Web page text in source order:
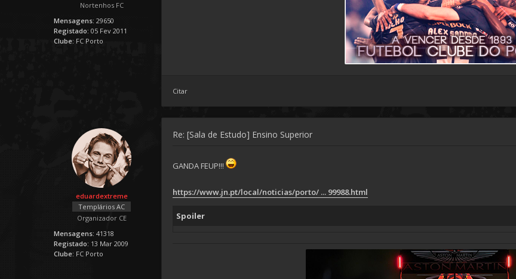
Nortenhos FC
Mensagens: 29650
Registado: 05 Fev 2011
Clube: FC Porto
Citar
eduardextreme
Templários AC
Organizador CE
Mensagens: 41318
Registado: 13 Mar 2009
Clube: FC Porto
Re: [Sala de Estudo] Ensino Superior
GANDA FEUP!!!
https://www.jn.pt/local/noticias/porto/ ... 99988.html
Spoiler